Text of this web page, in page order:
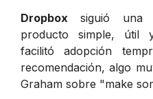
Dropbox siguió una
producto simple, útil
facilitó adopción
recomendación, algo
Graham sobre "make